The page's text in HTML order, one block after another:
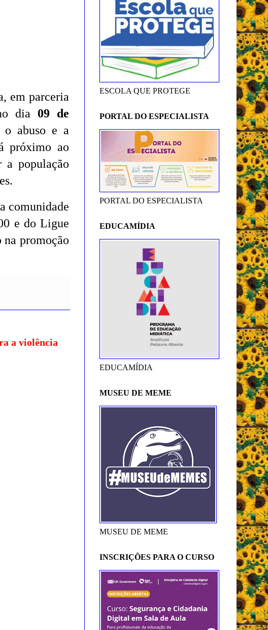
em parceria
dia 09 de
o abuso e a
próximo ao
população
comunidade
e do Ligue
na promoção
a violência
ESCOLA QUE PROTEGE
PORTAL DO ESPECIALISTA
PORTAL DO ESPECIALISTA
EDUCAMÍDIA
EDUCAMÍDIA
MUSEU DE MEME
MUSEU DE MEME
INSCRIÇÕES PARA O CURSO